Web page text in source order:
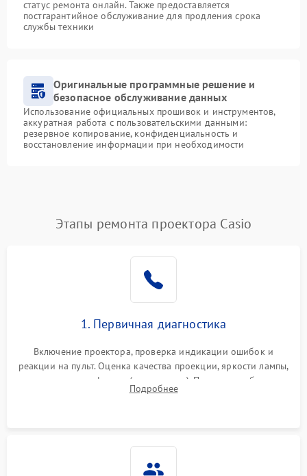
статус ремонта онлайн. Также предоставляется
постгарантийное обслуживание для продления срока
службы техники
Оригинальные программные решение и
безопасное обслуживание данных
Использование официальных прошивок и инструментов,
аккуратная работа с пользовательскими данными:
резервное копирование, конфиденциальность и
восстановление информации при необходимости
Этапы ремонта проектора Casio
1. Первичная диагностика
Включение проектора, проверка индикации ошибок и
реакции на пульт. Оценка качества проекции, яркости лампы,
наличия артефактов (точки, пятна). Проверка работы
системы охлаждения по уровню шума вентиляторов.
Подробнее